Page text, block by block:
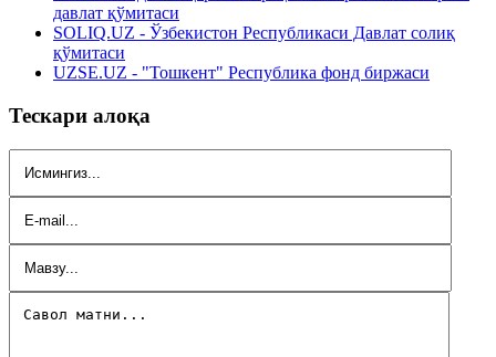
давлат қўмитаси
SOLIQ.UZ - Ўзбекистон Республикаси Давлат солиқ
қўмитаси
UZSE.UZ - "Тошкент" Республика фонд биржаси
Тескари алоқа